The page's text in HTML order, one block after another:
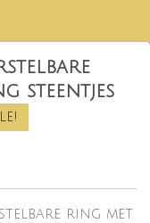
steentjes
ring met